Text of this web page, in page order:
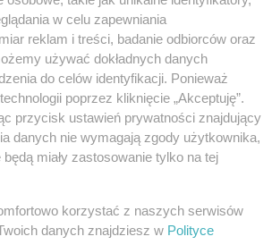
w celu zapewniania
reklam i treści, badanie odbiorców oraz
używać dokładnych danych
do celów identyfikacji. Ponieważ
poprzez kliknięcie „Akceptuję”.
przycisk ustawień prywatności znajdujący
danych nie wymagają zgody użytkownika,
miały zastosowanie tylko na tej
korzystać z naszych serwisów
danych znajdziesz w Polityce